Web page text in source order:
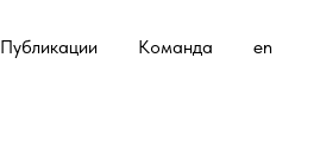
Публикации Команда en